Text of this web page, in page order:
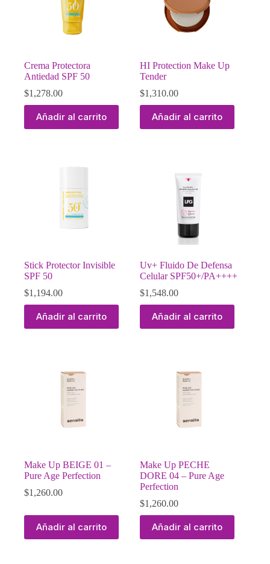
Crema Protectora
Antiedad SPF 50
$1,278.00
Añadir al carrito
HI Protection Make Up
Tender
$1,310.00
Añadir al carrito
Stick Protector Invisible
SPF 50
$1,194.00
Añadir al carrito
Uv+ Fluido De Defensa
Celular SPF50+/PA++++
$1,548.00
Añadir al carrito
Make Up BEIGE 01 –
Pure Age Perfection
$1,260.00
Añadir al carrito
Make Up PECHE
DORE 04 – Pure Age
Perfection
$1,260.00
Añadir al carrito